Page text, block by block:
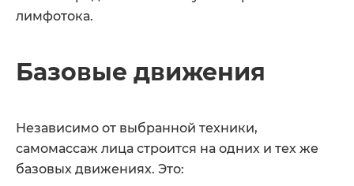
лимфотока.
Базовые движения
Независимо от выбранной техники,
самомассаж лица строится на одних и тех же
базовых движениях. Это: